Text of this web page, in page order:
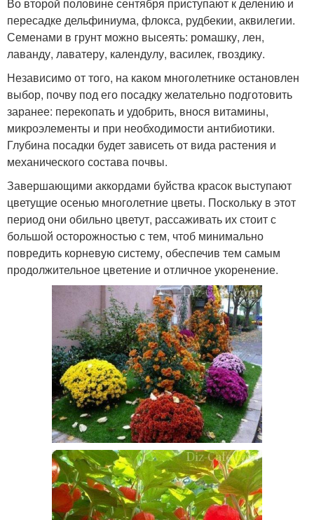
Во второй половине сентября приступают к делению и
пересадке дельфиниума, флокса, рудбекии, аквилегии.
Семенами в грунт можно высеять: ромашку, лен,
лаванду, лаватеру, календулу, василек, гвоздику.
Независимо от того, на каком многолетнике остановлен
выбор, почву под его посадку желательно подготовить
заранее: перекопать и удобрить, внося витамины,
микроэлементы и при необходимости антибиотики.
Глубина посадки будет зависеть от вида растения и
механического состава почвы.
Завершающими аккордами буйства красок выступают
цветущие осенью многолетние цветы. Поскольку в этот
период они обильно цветут, рассаживать их стоит с
большой осторожностью с тем, чтоб минимально
повредить корневую систему, обеспечив тем самым
продолжительное цветение и отличное укоренение.